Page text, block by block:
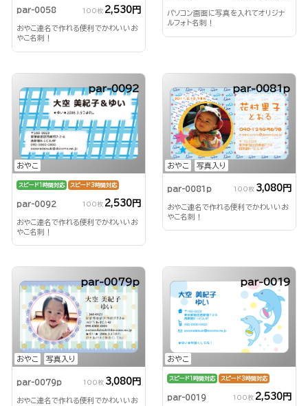
par-0058 100枚 2,530円
おやこ連名で作れる便利でかわいいお
やこ名刺！
パソコン画面に写真を入れてオリジナ
ルフォト名刺！
おやこ
par-0092
スピード1時間対応 スピード3時間対応
par-0092 100枚 2,530円
おやこ連名で作れる便利でかわいいお
やこ名刺！
おやこ 写真入り
par-0081p
par-0081p 100枚 3,080円
おやこ連名で作れる便利でかわいいお
やこ名刺！
おやこ 写真入り
par-0079p
par-0079p 100枚 3,080円
おやこ連名で作れる便利でかわいいお
おやこ
par-0019
スピード1時間対応 スピード3時間対応
par-0019 100枚 2,530円